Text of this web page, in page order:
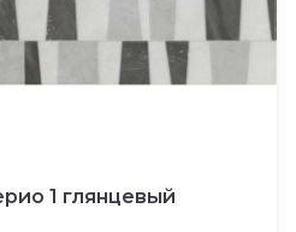
1 глянцевый